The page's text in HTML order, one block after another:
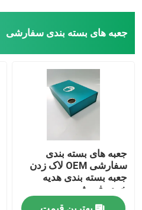
جعبه های بسته بندی سفارشی
جعبه های بسته بندی
سفارشی OEM لاک زدن
جعبه بسته بندی هدیه
خرده فروشی